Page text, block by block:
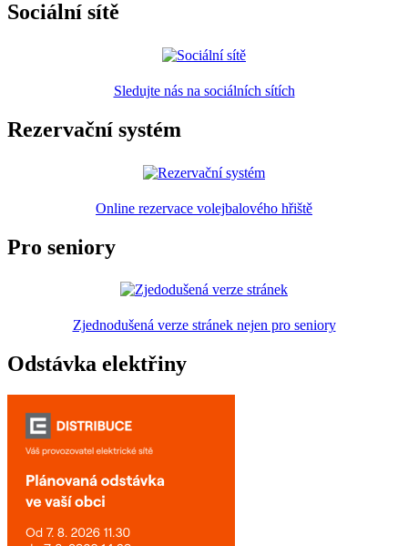
Sociální sítě
Sledujte nás na sociálních sítích
Rezervační systém
Online rezervace volejbalového hřiště
Pro seniory
Zjednodušená verze stránek nejen pro seniory
Odstávka elektřiny